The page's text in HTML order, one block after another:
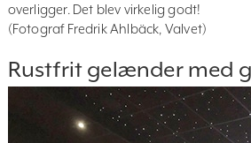
overligger. Det blev virkelig godt!
(Fotograf Fredrik Ahlbäck, Valvet)
Rustfrit gelænder med